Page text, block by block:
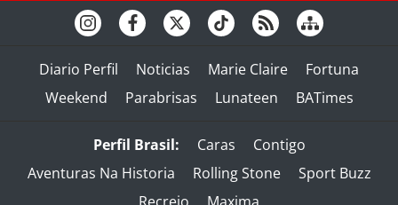
Diario Perfil Noticias Marie Claire
Fortuna
Weekend
Parabrisas Lunateen BATimes
Perfil Brasil: Caras
Contigo
Aventuras Na Historia
Rolling Stone
Sport Buzz